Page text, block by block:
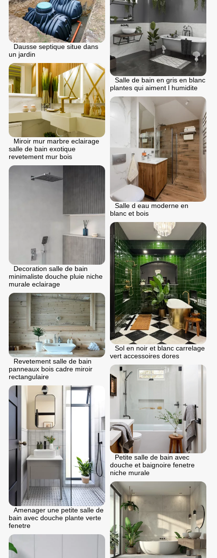
Salle de bain en gris en blanc
plantes qui aiment l humidite
Dausse septique situe dans
un jardin
Miroir mur marbre eclairage
salle de bain exotique
revetement mur bois
Salle d eau moderne en
blanc et bois
Decoration salle de bain
minimaliste douche pluie niche
murale eclairage
Sol en noir et blanc carrelage
vert accessoires dores
Revetement salle de bain
panneaux bois cadre miroir
rectangulaire
Petite salle de bain avec
douche et baignoire fenetre
niche murale
Amenager une petite salle de
bain avec douche plante verte
fenetre